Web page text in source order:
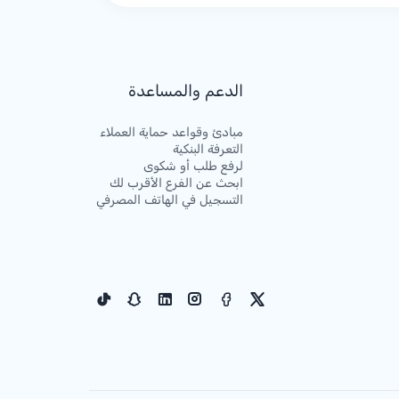
الدعم والمساعدة
مبادئ وقواعد حماية العملاء
التعرفة البنكية
لرفع طلب أو شكوى
ابحث عن الفرع الأقرب لك
التسجيل في الهاتف المصرفي